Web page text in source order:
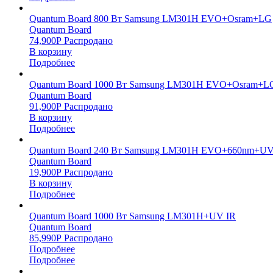
Quantum Board 800 Вт Samsung LM301H EVO+Osram+LG
Quantum Board
74,900Р Распродано
В корзину
Подробнее
Quantum Board 1000 Вт Samsung LM301H
Quantum Board
91,900Р Распродано
В корзину
Подробнее
Quantum Board 240 Вт Samsung LM301H
Quantum Board
19,900Р Распродано
В корзину
Подробнее
Quantum Board 1000 Вт Samsung LM301H+UV IR
Quantum Board
85,990Р Распродано
Подробнее
Подробнее